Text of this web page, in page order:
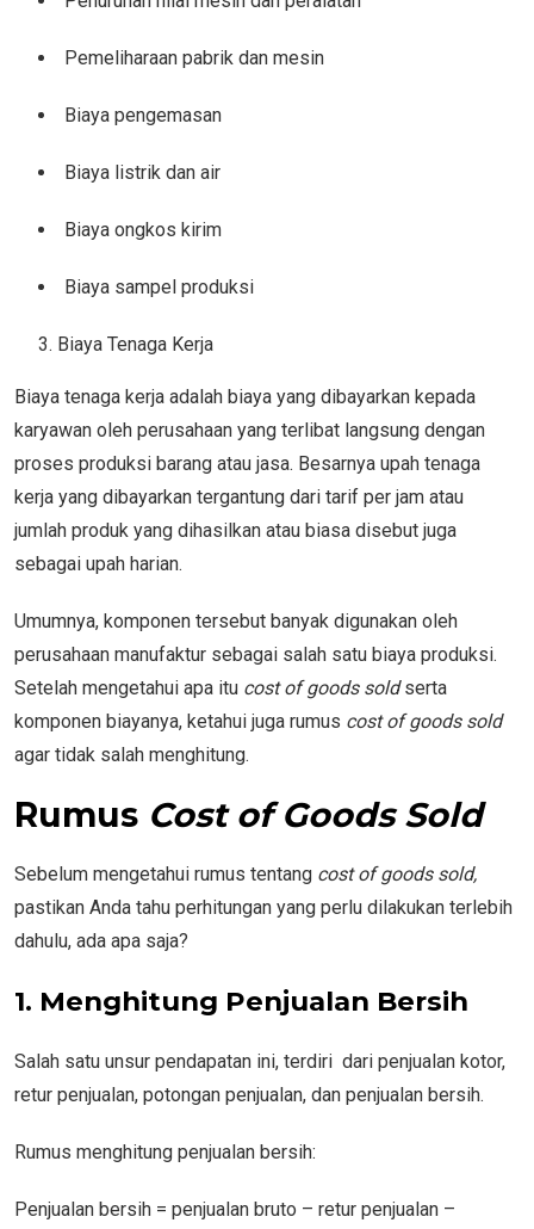
Pemeliharaan pabrik dan mesin
Biaya pengemasan
Biaya listrik dan air
Biaya ongkos kirim
Biaya sampel produksi
Biaya Tenaga Kerja
Biaya tenaga kerja adalah biaya yang dibayarkan kepada
karyawan oleh perusahaan yang terlibat langsung dengan
proses produksi barang atau jasa. Besarnya upah tenaga
kerja yang dibayarkan tergantung dari tarif per jam atau
jumlah produk yang dihasilkan atau biasa disebut juga
sebagai upah harian.
Umumnya, komponen tersebut banyak digunakan oleh
perusahaan manufaktur sebagai salah satu biaya produksi.
Setelah mengetahui apa itu cost of goods soldserta
komponen biayanya, ketahui juga rumus cost of goods sold
agar tidak salah menghitung.
Rumus Cost of Goods Sold
Sebelum mengetahui rumus tentang cost of goods sold,
pastikan Anda tahu perhitungan yang perlu dilakukan terlebih
dahulu, ada apa saja?
1. Menghitung Penjualan Bersih
Salah satu unsur pendapatan ini, terdiri dari penjualan kotor,
retur penjualan, potongan penjualan, dan penjualan bersih.
Rumus menghitung penjualan bersih:
Penjualan bersih = penjualan bruto – retur penjualan –